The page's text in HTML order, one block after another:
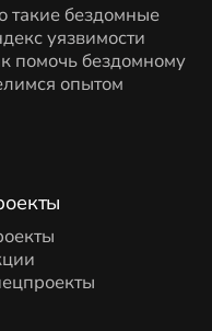
такие бездомные
уязвимости
помочь бездомному
опытом